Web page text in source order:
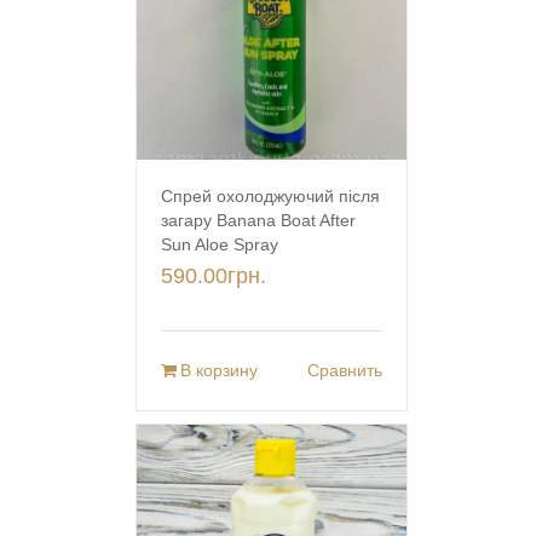
Спрей охолоджуючий після
загару Banana Boat After
Sun Aloe Spray
590.00грн.
В корзину Сравнить